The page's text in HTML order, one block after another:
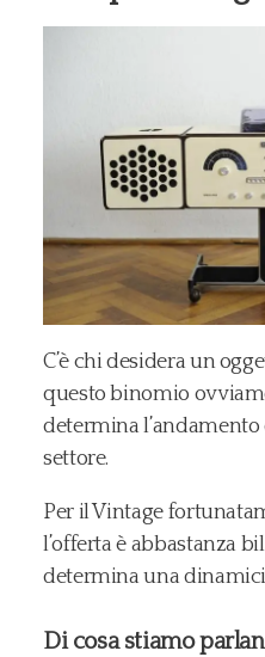
C’è chi desidera un
questo binomio
determina
settore.
Per il Vintage
l’offerta è abbastanza
determina una
Di cosa stiamo